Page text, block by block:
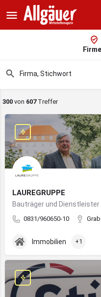
300 von 607Treffer
LAUREGRUPPE
Bauträger und
0831/960650-10
Immobilien +1